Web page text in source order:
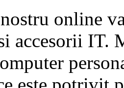
online
accesorii IT.